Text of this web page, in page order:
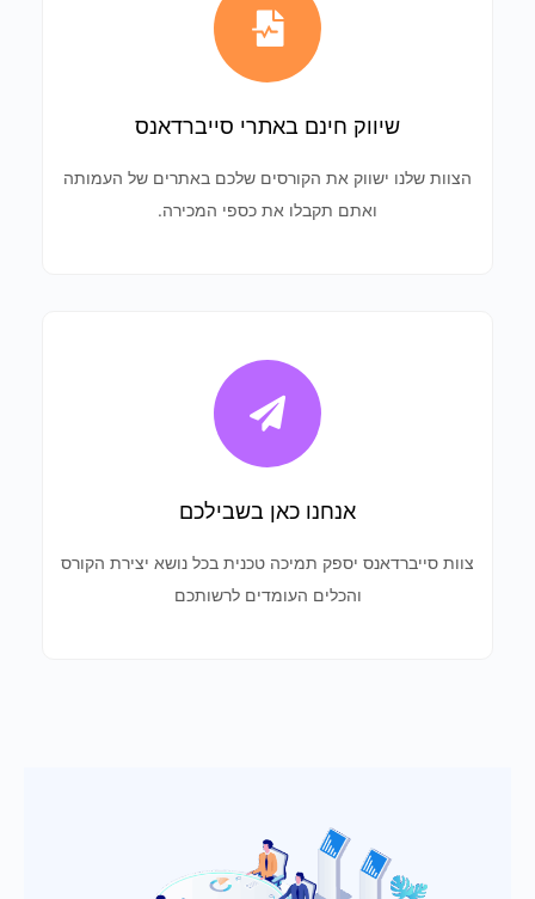
שיווק חינם באתרי סייברדאנס
הצוות שלנו ישווק את הקורסים שלכם באתרים של העמותה
ואתם תקבלו את כספי המכירה.
אנחנו כאן בשבילכם
צוות סייברדאנס יספק תמיכה טכנית בכל נושא יצירת הקורס
והכלים העומדים לרשותכם